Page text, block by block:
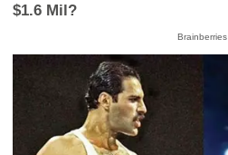
$1.6 Mil?
Brainberries